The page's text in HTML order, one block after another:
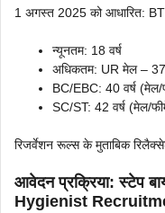
1 अगस्त 2025 को आधारित:
न्यूनतम: 18 वर्ष
अधिकतम: UR मेल – 37
BC/EBC: 40 वर्ष (मेल/
SC/ST: 42 वर्ष (मेल/
रिजर्वेशन रूल्स के मुताबिक
आवेदन प्रक्रिया: स्टेप
Hygienist